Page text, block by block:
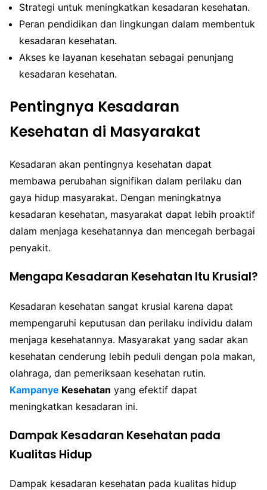
Strategi untuk meningkatkan kesadaran kesehatan.
Peran pendidikan dan lingkungan dalam membentuk
kesadaran kesehatan.
Akses ke layanan kesehatan sebagai penunjang
kesadaran kesehatan.
Pentingnya Kesadaran
Kesehatan di Masyarakat
Kesadaran akan pentingnya kesehatan dapat
membawa perubahan signifikan dalam perilaku dan
gaya hidup masyarakat. Dengan meningkatnya
kesadaran kesehatan, masyarakat dapat lebih proaktif
dalam menjaga kesehatannya dan mencegah berbagai
penyakit.
Mengapa Kesadaran Kesehatan Itu Krusial?
Kesadaran kesehatan sangat krusial karena dapat
mempengaruhi keputusan dan perilaku individu dalam
menjaga kesehatannya. Masyarakat yang sadar akan
kesehatan cenderung lebih peduli dengan pola makan,
olahraga, dan pemeriksaan kesehatan rutin.
Kampanye Kesehatan yang efektif dapat
meningkatkan kesadaran ini.
Dampak Kesadaran Kesehatan pada
Kualitas Hidup
Dampak kesadaran kesehatan pada kualitas hidup